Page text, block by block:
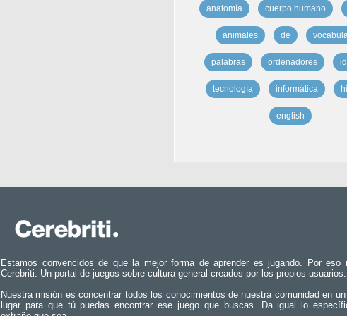
anatomía cuerpo humano
animales de
palabras ordenadores
tecnología informática
english
Estamos convencidos de que la mejor forma de aprender es jugando. Por eso
Cerebriti. Un portal de juegos sobre cultura general creados por los propios usuarios.
Nuestra misión es concentrar todos los conocimientos de nuestra comunidad en
lugar para que tú puedas encontrar ese juego que buscas. Da igual lo